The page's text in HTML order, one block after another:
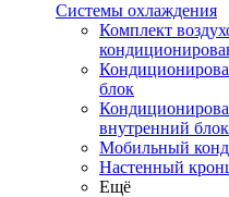
Системы охлаждения
Комплект
блок
внутренний блок
Мобильный
Настенный
Ещё